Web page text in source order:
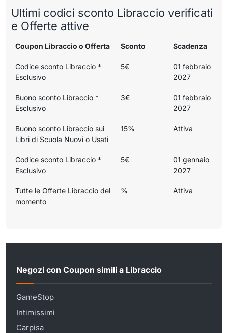
Ultimi codici sconto Libraccio verificati
e Offerte attive
Coupon Libraccio o Offerta Sconto Scadenza
Codice sconto Libraccio *
Esclusivo
5€
01 febbraio
2027
Buono sconto Libraccio *
Esclusivo
3€
01 febbraio
2027
Buono sconto Libraccio sui
Libri di Scuola Nuovi o Usati
15% Attiva
Codice sconto Libraccio *
Esclusivo
5€
01 gennaio
2027
Tutte le Offerte Libraccio del
momento
% Attiva
Negozi con Coupon simili a Libraccio
GameStop
Intimissimi
Carpisa